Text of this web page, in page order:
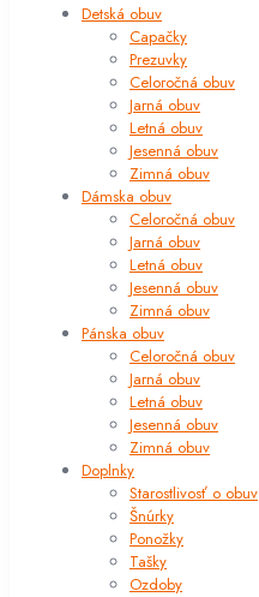
Detská obuv
Capačky
Prezuvky
Celoročná obuv
Jarná obuv
Letná obuv
Jesenná obuv
Zimná obuv
Dámska obuv
Celoročná obuv
Jarná obuv
Letná obuv
Jesenná obuv
Zimná obuv
Pánska obuv
Celoročná obuv
Jarná obuv
Letná obuv
Jesenná obuv
Zimná obuv
Doplnky
Starostlivosť o obuv
Šnúrky
Ponožky
Tašky
Ozdoby